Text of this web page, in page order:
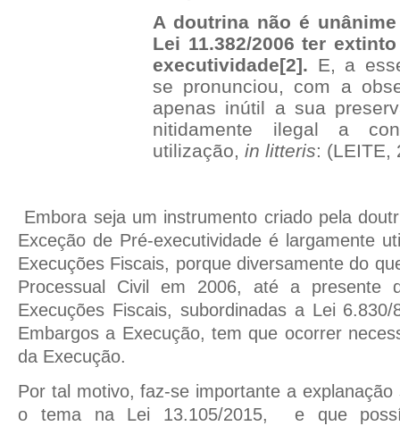
A doutrina não é
Lei 11.382/2006 ter
executividade[2]. E, a
se pronunciou, com a
apenas inútil a sua
nitidamente ilegal a
utilização,in litteris: (LEITE,
Embora seja um instrumento criado pela
Exceção de Pré-executividade é largamente
Execuções Fiscais, porque diversamente do
Processual Civil em 2006, até a presente
Execuções Fiscais, subordinadas a Lei
Embargos a Execução, tem que ocorrer
da Execução.
Por tal motivo, faz-se importante a
o tema na Lei 13.105/2015,
e que